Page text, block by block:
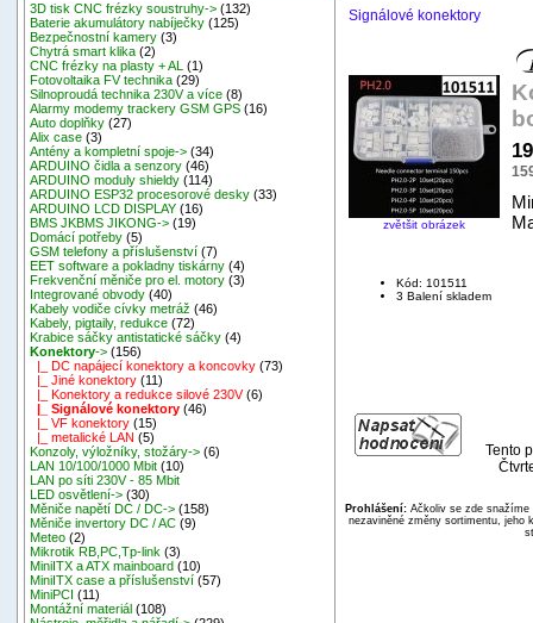
3D tisk CNC frézky soustruhy-> (132)
Baterie akumulátory nabíječky (125)
Bezpečnostní kamery (3)
Chytrá smart klika (2)
CNC frézky na plasty + AL
(1)
Fotovoltaika FV technika (29)
Silnoproudá technika 230V a více (8)
Alarmy modemy trackery GSM GPS (16)
Auto doplňky (27)
Alix case (3)
Antény a kompletní spoje-> (34)
ARDUINO čidla a senzory (46)
ARDUINO moduly shieldy (114)
ARDUINO ESP32 procesorové desky (33)
ARDUINO LCD DISPLAY (16)
BMS JKBMS JIKONG-> (19)
Domácí potřeby (5)
GSM telefony a příslušenství (7)
EET software a pokladny tiskárny (4)
Frekvenční měniče pro el. motory (3)
Integrované obvody (40)
Kabely vodiče cívky metráž (46)
Kabely, pigtaily, redukce (72)
Krabice sáčky antistatické sáčky (4)
Konektory-> (156)
|_ DC napájecí konektory a koncovky (73)
|_ Jiné konektory (11)
|_ Konektory a redukce silové 230V(6)
|_ Signálové konektory (46)
|_ VF konektory (15)
|_ metalické LAN (5)
Konzoly, výložníky, stožáry-> (6)
LAN 10/100/1000 Mbit (10)
LAN po síti 230V - 85 Mbit
LED osvětlení-> (30)
Měniče napětí DC / DC-> (158)
Měniče invertory DC / AC (9)
Meteo (2)
Mikrotik RB,PC,Tp-link (3)
MiniITX a ATX mainboard (10)
MiniITX case a příslušenství (57)
MiniPCI (11)
Montážní materiál (108)
Signálové konektory
zvětšit obrázek
Kód: 101511
3 Balení skladem
Tento
Prohlášení:Ačkoliv se zde snažíme
nezaviněné změny sortimentu, jeho